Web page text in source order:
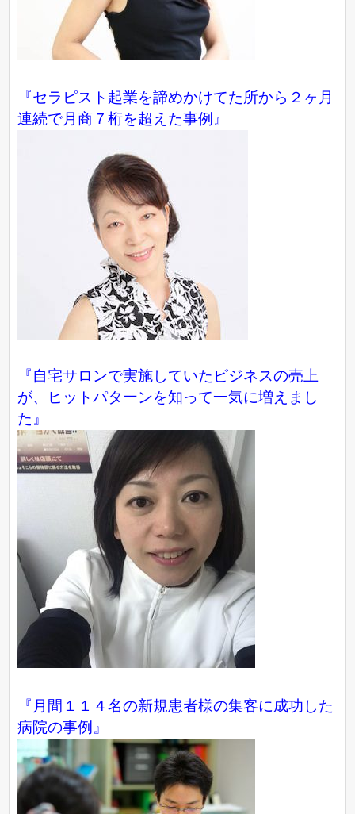
『セラピスト起業を諦めかけてた所から２ヶ月
連続で月商７桁を超えた事例』
『自宅サロンで実施していたビジネスの売上
が、ヒットパターンを知って一気に増えまし
た』
『月間１１４名の新規患者様の集客に成功した
病院の事例』